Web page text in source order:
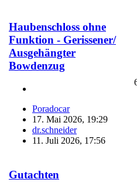
Haubenschloss ohne
Funktion - Gerissener/
Ausgehängter
Bowdenzug
Poradocar
17. Mai 2026, 19:29
dr.schneider
11. Juli 2026, 17:56
Gutachten